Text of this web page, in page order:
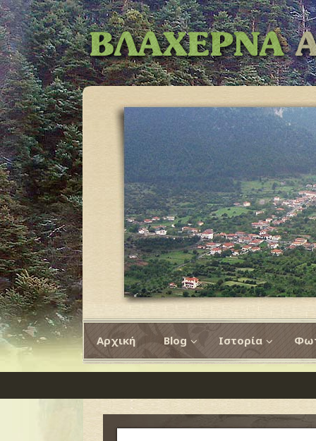
Αρχική Blog Ιστορία